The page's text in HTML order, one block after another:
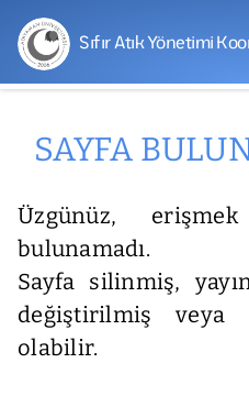
Sıfır Atık Yönetimi
SAYFA
Üzgünüz,
bulunamadı.
Sayfa silinmiş,
değiştirilmiş veya
olabilir.